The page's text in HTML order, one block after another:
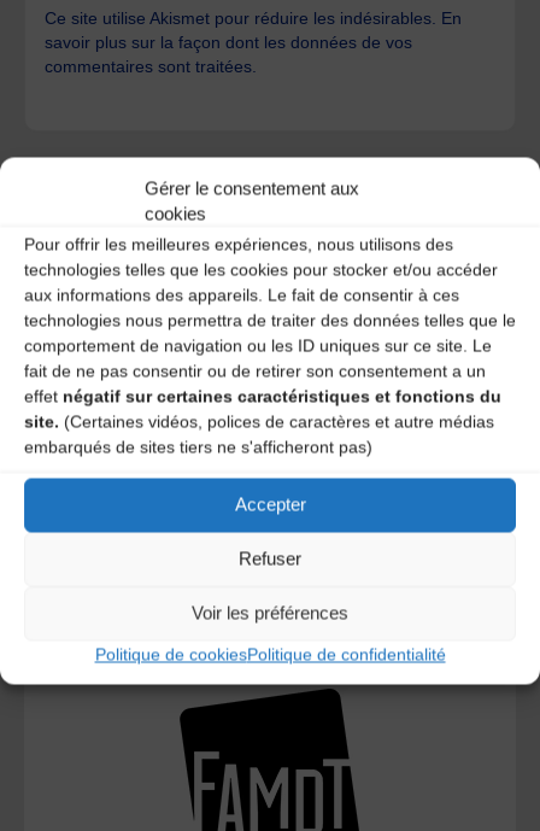
Gérer le consentement aux
cookies
Pour offrir les meilleures expériences, nous utilisons des
technologies telles que les cookies pour stocker et/ou accéder
aux informations des appareils. Le fait de consentir à ces
technologies nous permettra de traiter des données telles que le
comportement de navigation ou les ID uniques sur ce site. Le
fait de ne pas consentir ou de retirer son consentement a un
effet négatif sur certaines caractéristiques et fonctions du
site. (Certaines vidéos, polices de caractères et autre médias
embarqués de sites tiers ne s'afficheront pas)
Accepter
Refuser
Voir les préférences
Politique de cookiesPolitique de confidentialité
Ce site utilise Akismet pour réduire les indésirables. En
savoir plus sur la façon dont les données de vos
commentaires sont traitées.
A DECOUVRIR :
Le distributeur des musiques Trad'
L’AMTA EST MEMBRE DE LA